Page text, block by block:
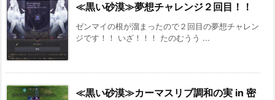
≪黒い砂漠≫夢想チャレンジ２回目！！
ゼンマイの根が溜まったので２回目の夢想チャレン
ジです！！ いざ！！！ たのむうう ...
≪黒い砂漠≫カーマスリブ調和の実 in 密